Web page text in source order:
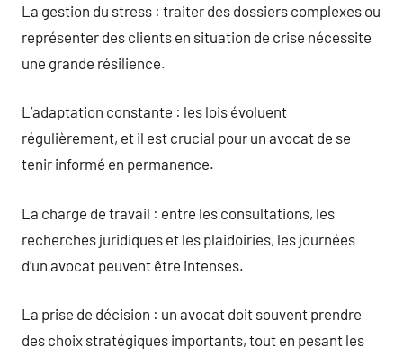
La gestion du stress : traiter des dossiers complexes ou
représenter des clients en situation de crise nécessite
une grande résilience.
L’adaptation constante : les lois évoluent
régulièrement, et il est crucial pour un avocat de se
tenir informé en permanence.
La charge de travail : entre les consultations, les
recherches juridiques et les plaidoiries, les journées
d’un avocat peuvent être intenses.
La prise de décision : un avocat doit souvent prendre
des choix stratégiques importants, tout en pesant les